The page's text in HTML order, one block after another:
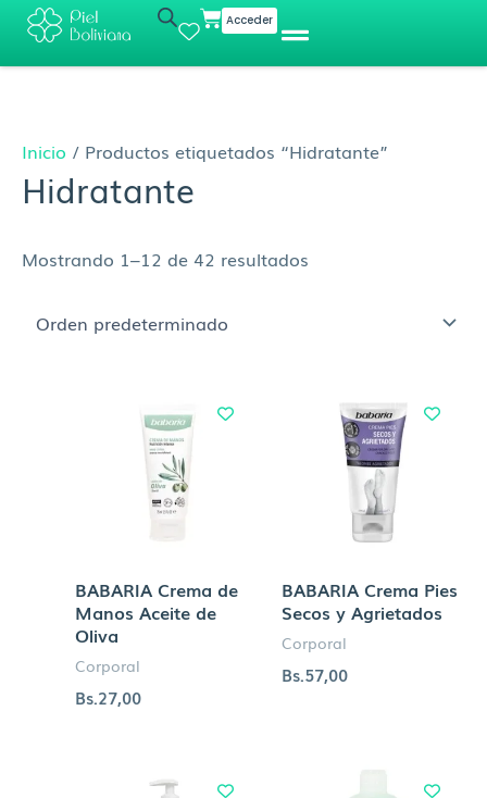
contenido
CartAcceder
Inicio / Productos etiquetados “Hidratante”
Hidratante
Mostrando 1–12 de 42 resultados
BABARIA Crema de
Manos Aceite de
Oliva
Corporal
Bs.27,00
BABARIA Crema Pies
Secos y Agrietados
Corporal
Bs.57,00